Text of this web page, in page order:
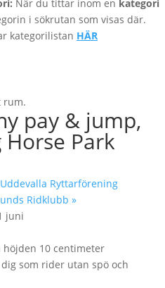
När du tittar inom en kategori
i sökrutan som visas där.
kategorilistan HÄR
rum.
pay & jump,
Horse Park
Ryttarförening
Ridklubb »
juni
höjden 10 centimeter
som rider utan spö och